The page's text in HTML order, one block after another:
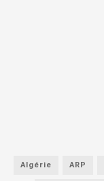
Algérie ARP